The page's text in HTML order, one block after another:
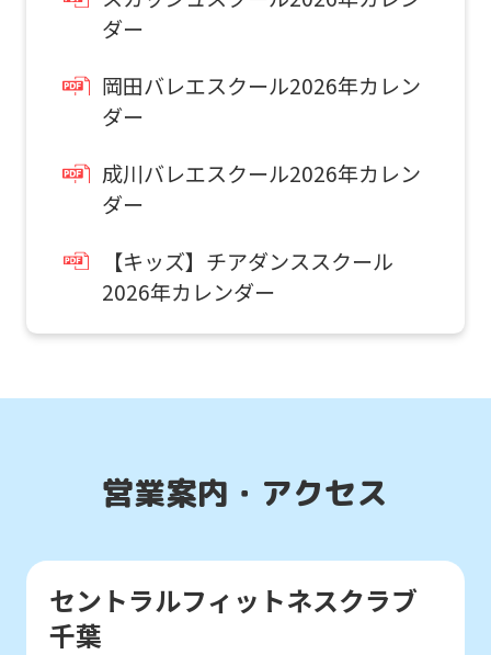
ダー
岡田バレエスクール2026年カレン
ダー
成川バレエスクール2026年カレン
ダー
【キッズ】チアダンススクール
2026年カレンダー
営業案内・アクセス
セントラルフィットネスクラブ
千葉
the
version
website
will
be
mechanically,
may
be
an
お子様はこちら
スクール
こんなお子さまにおすすめ
入会前に実際のクラスの雰囲気を
体験したい方。